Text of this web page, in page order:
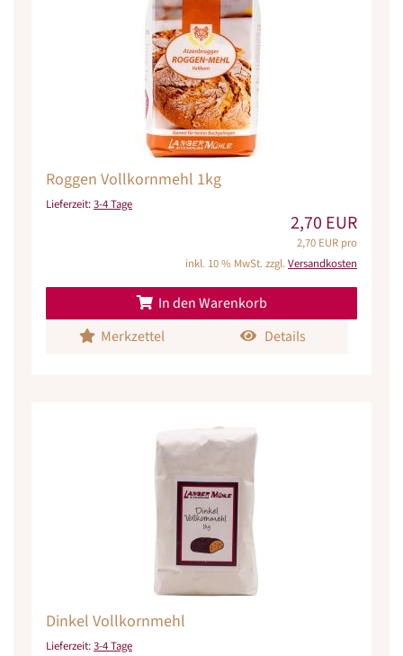
Roggen Vollkornmehl 1kg
Lieferzeit:3-4 Tage
2,70 EUR
2,70 EUR pro
inkl. 10 % MwSt. zzgl.Versandkosten
In den Warenkorb
Merkzettel
Details
Dinkel Vollkornmehl
Lieferzeit:3-4 Tage